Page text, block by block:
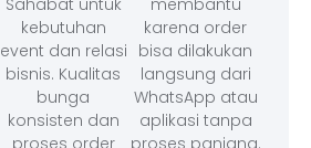
kebutuhan
event dan relasi
bisnis. Kualitas
bunga
konsisten dan
proses order
karena order
bisa dilakukan
langsung dari
WhatsApp atau
aplikasi tanpa
proses panjang.